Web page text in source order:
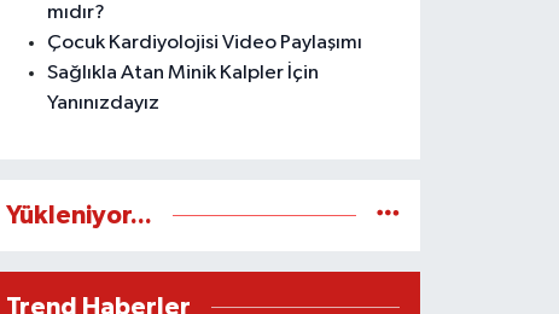
mıdır?
Çocuk Kardiyolojisi Video Paylaşımı
Sağlıkla Atan Minik Kalpler İçin
Yanınızdayız
Yükleniyor...
Trend Haberler